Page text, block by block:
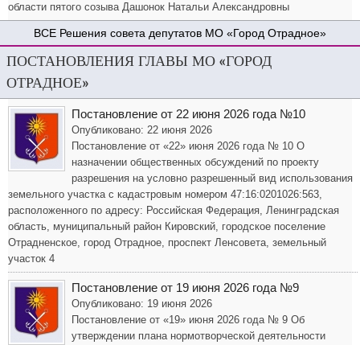
области пятого созыва Дашонок Натальи Александровны
Решения совета депутатов МО «Город Отрадное»
ПОСТАНОВЛЕНИЯ ГЛАВЫ МО «ГОРОД
ОТРАДНОЕ»
Постановление от 22 июня 2026 года №10
Опубликовано: 22 июня 2026
Постановление от «22» июня 2026 года № 10 О
назначении общественных обсуждений по проекту
разрешения на условно разрешенный вид использования
земельного участка с кадастровым номером 47:16:0201026:563,
расположенного по адресу: Российская Федерация, Ленинградская
область, муниципальный район Кировский, городское поселение
Отрадненское, город Отрадное, проспект Ленсовета, земельный
участок 4
Постановление от 19 июня 2026 года №9
Опубликовано: 19 июня 2026
Постановление от «19» июня 2026 года № 9 Об
утверждении плана нормотворческой деятельности